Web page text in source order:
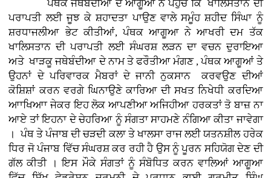
ਪੰਥਕ ਜਥੇਬੰਦੀਆ ਦੇ ਆਗੂਆਂ ਨੇ ਪਹੁੰਚ ਕਿ ਖਾਲਿਸਤਾਨ ਦੀ
ਪਰਾਪਤੀ ਲਈ ਜੂਝ ਕੇ ਸ਼ਹਾਦਤਾ ਪਾਉਣ ਵਾਲੇ ਸਮੂੰਹ ਸ਼ਹੀਦ ਸਿੰਘਾ ਨੂੰ
ਸ਼ਰਧਾਜਲੀਆ ਭੇਟ ਕੀਤੀਆਂ, ਪੰਥਕ ਆਗੂਆ ਨੇ ਆਖਰੀ ਦਮ ਤੱਕ
ਖਾਲਿਸਤਾਨ ਦੀ ਪਰਾਪਤੀ ਲਈ ਸੰਘਰਸ਼ ਲੜਨ ਦਾ ਵਚਨ ਦੁਰਾਇਆ
ਅਤੇ ਖਾੜਕੂ ਜਥੇਬੰਦੀਆ ਦੇ ਨਾਮ ਤੇ ਫਰੌਤੀਆ ਮੰਗਣ , ਪੰਥਕ ਆਗੂਆਂ ਤੇ
ਉਹਨਾਂ ਦੇ ਪਰਿਵਾਰਕ ਮੈਬਰਾਂ ਦੇ ਜਾਨੀ ਨੁਕਸਾਨ ਕਰਵਉਣ ਦੀਆਂ
ਕੋਸ਼ਿਸ਼ਾਂ ਕਰਨ ਵਰਗੇ ਘਿਨਾਉਣੇ ਕਾਰਿਆ ਦੀ ਸਖਤ ਨਿਖੇਧੀ ਕਰਦਿਆ
ਆਾਖਿਆਾ ਜੇਕਰ ਇਹ ਲੋਕ ਆਪਣੀਆ ਅਜਿਹੀਆ ਹਰਕਤਾਂ ਤੋ ਬਾਜ਼ ਨਾ
ਆਏ ਤਾਂ ਇਹਨਾ ਦੇ ਚੇਹਰਿਆ ਨੂੰ ਸੰਗਤਾ ਸਾਹਮਣੇ ਨੰਗਿਆ ਕੀਤਾ ਜਾਵੇਗਾ
। ਪੰਥ ਤੇ ਪੰਜਾਬ ਦੀ ਚੜਦੀ ਕਲਾ ਤੇ ਖਾਲਸਾ ਰਾਜ ਲਈ ਯਤਨਸ਼ੀਲ ਹਰੇਕ
ਧਿਰ ਜੋ ਪੰਜਾਬ ਵਿੱਚ ਸੰਘਰਸ਼ ਕਰ ਰਹੀ ਹੈ ਉਸ ਨੂੰ ਪੂਰਨ ਸਹਿਯੋਗ ਦੇਣ ਦੀ
ਗੱਲ ਕੀਤੀ । ਇਸ ਮੌਕੇ ਸੰਗਤਾਂ ਨੂੰ ਸੰਬੋਧਿਤ ਕਰਨ ਵਾਲਿਆਂ ਆਗੂਆ